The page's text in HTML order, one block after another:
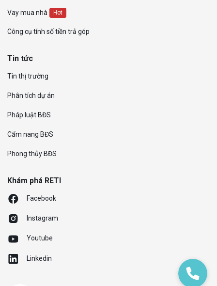
Vay mua nhà Hot
Công cụ tính số tiền trả góp
Tin tức
Tin thị trường
Phân tích dự án
Pháp luật BĐS
Cẩm nang BĐS
Phong thủy BĐS
Khám phá RETI
Facebook
Instagram
Youtube
Linkedin